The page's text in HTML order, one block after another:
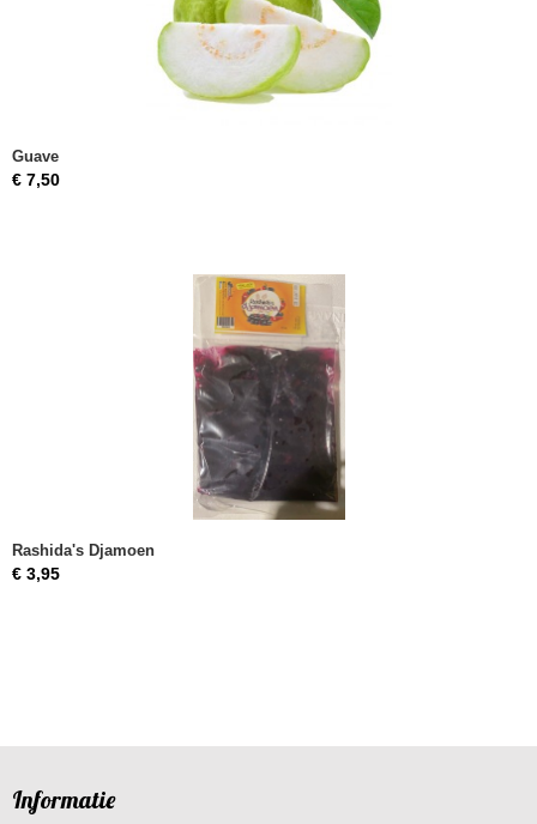
Guave
€ 7,50
Rashida's Djamoen
€ 3,95
Informatie